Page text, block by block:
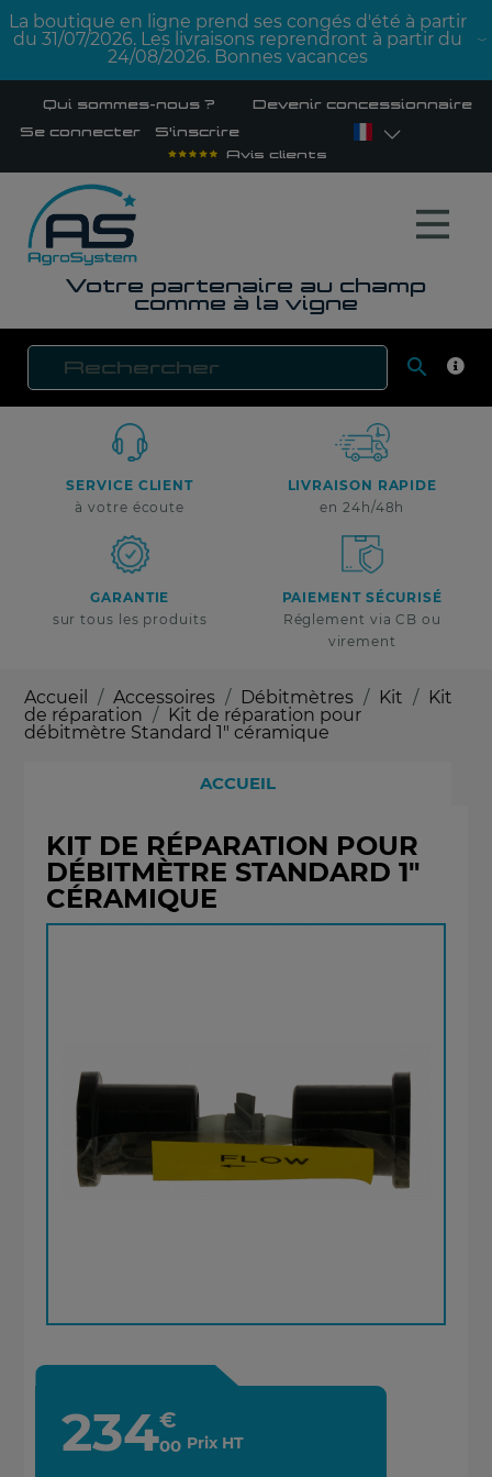
La boutique en ligne prend ses congés d'été à partir
du 31/07/2026. Les livraisons reprendront à partir du
24/08/2026. Bonnes vacances
Qui sommes-nous ? Devenir concessionnaire
Se connecter
S'inscrire
Avis clients
Votre partenaire au champ
comme à la vigne

SERVICE CLIENT
à votre écoute
LIVRAISON RAPIDE
en 24h/48h
GARANTIE
sur tous les produits
PAIEMENT SÉCURISÉ
Réglement via CB ou
virement
Accueil Accessoires Débitmètres Kit
Kit
de réparation
Kit de réparation pour
débitmètre Standard 1" céramique
ACCUEIL
KIT DE RÉPARATION POUR
DÉBITMÈTRE STANDARD 1"
CÉRAMIQUE
234€
00 Prix HT